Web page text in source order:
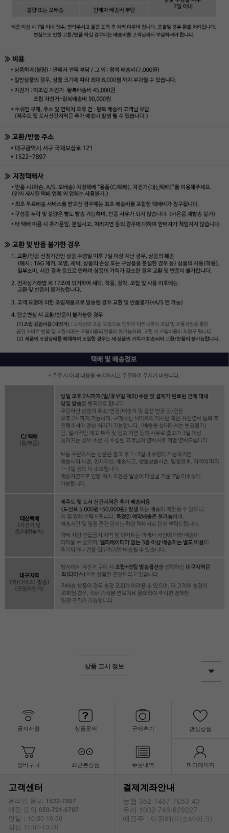
상품 고시 정보
공지사항 상품문의 구매후기 관심상품
장바구니 최근본상품 주문내역 마이페이지
고객센터
온라인 문의 1522-7897
매장 문의 053-721-6787
평일 : 10:30-16:30
점심 12:00-13:00
결제계좌안내
농협 352-1487-7653-43
우리 1002-746-829227
예금주 : 이원해(미소바이크)